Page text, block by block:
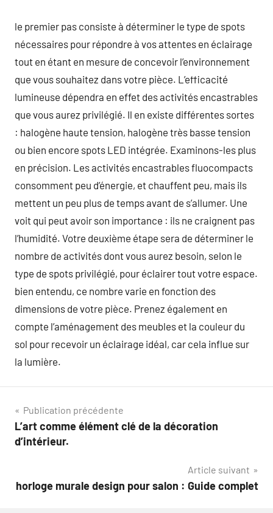
le premier pas consiste à déterminer le type de spots
nécessaires pour répondre à vos attentes en éclairage
tout en étant en mesure de concevoir l’environnement
que vous souhaitez dans votre pièce. L’efficacité
lumineuse dépendra en effet des activités encastrables
que vous aurez privilégié. Il en existe différentes sortes
: halogène haute tension, halogène très basse tension
ou bien encore spots LED intégrée. Examinons-les plus
en précision. Les activités encastrables fluocompacts
consomment peu d’énergie, et chauffent peu, mais ils
mettent un peu plus de temps avant de s’allumer. Une
voit qui peut avoir son importance : ils ne craignent pas
l’humidité. Votre deuxième étape sera de déterminer le
nombre de activités dont vous aurez besoin, selon le
type de spots privilégié, pour éclairer tout votre espace.
bien entendu, ce nombre varie en fonction des
dimensions de votre pièce. Prenez également en
compte l’aménagement des meubles et la couleur du
sol pour recevoir un éclairage idéal, car cela influe sur
la lumière.
Navigation
de
Publication précédente
L’art comme élément clé de la décoration
d’intérieur.
Article suivant
horloge murale design pour salon : Guide complet